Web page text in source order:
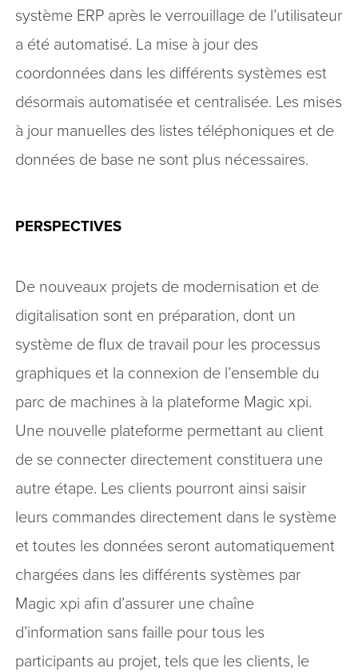
système ERP après le verrouillage de l’utilisateur
a été automatisé. La mise à jour des
coordonnées dans les différents systèmes est
désormais automatisée et centralisée. Les mises
à jour manuelles des listes téléphoniques et de
données de base ne sont plus nécessaires.
PERSPECTIVES
De nouveaux projets de modernisation et de
digitalisation sont en préparation, dont un
système de flux de travail pour les processus
graphiques et la connexion de l’ensemble du
parc de machines à la plateforme Magic xpi.
Une nouvelle plateforme permettant au client
de se connecter directement constituera une
autre étape. Les clients pourront ainsi saisir
leurs commandes directement dans le système
et toutes les données seront automatiquement
chargées dans les différents systèmes par
Magic xpi afin d’assurer une chaîne
d’information sans faille pour tous les
participants au projet, tels que les clients, le